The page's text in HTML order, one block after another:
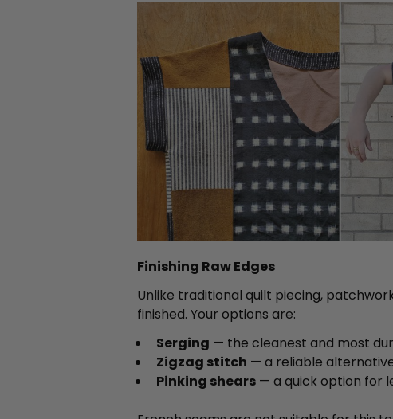
Finishing Raw Edges
Unlike traditional quilt piecing,
finished. Your options are:
Serging — the cleanest and most
Zigzag stitch — a reliable
Pinking shears — a quick option for